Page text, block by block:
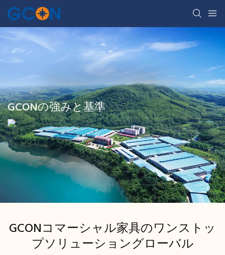
GCONの強みと基準
GCONコマーシャル家具のワンストッ
プソリューショングローバル